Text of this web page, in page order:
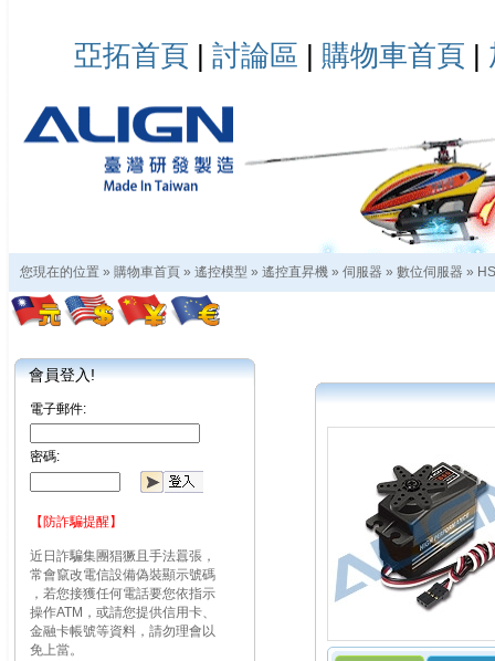
亞拓首頁 | 討論區 | 購物車首頁 |
您現在的位置 » 購物車首頁 » 遙控模型 » 遙控直昇機 » 伺服器 » 數位伺服器 »
會員登入!
電子郵件:
密碼:
【防詐騙提醒】
近日詐騙集團猖獗且手法囂張，
常會竄改電信設備偽裝顯示號碼
，若您接獲任何電話要您依指示
操作ATM，或請您提供信用卡、
金融卡帳號等資料，請勿理會以
免上當。